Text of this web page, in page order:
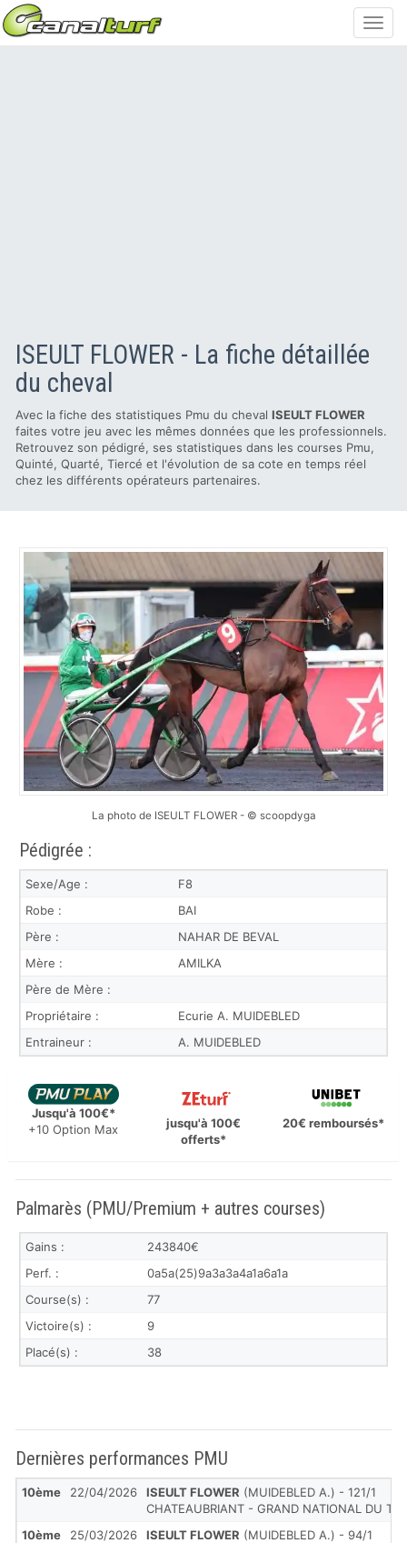
ISEULT FLOWER - La fiche détaillée
du cheval
Avec la fiche des statistiques Pmu du cheval ISEULT FLOWER
faites votre jeu avec les mêmes données que les professionnels.
Retrouvez son pédigré, ses statistiques dans les courses Pmu,
Quinté, Quarté, Tiercé et l'évolution de sa cote en temps réel
chez les différents opérateurs partenaires.
La photo de ISEULT FLOWER - © scoopdyga
Pédigrée :
Sexe/Age :
F8
Robe :
BAI
Père :
NAHAR DE BEVAL
Mère :
AMILKA
Père de Mère :
Propriétaire :
Ecurie A. MUIDEBLED
Entraineur :
A. MUIDEBLED
Jusqu'à 100€*
+10 Option Max
jusqu'à 100€
offerts*
20€ remboursés*
Palmarès (PMU/Premium + autres courses)
Gains :
243840€
Perf. :
0a5a(25)9a3a3a4a1a6a1a
Course(s) :
77
Victoire(s) :
9
Placé(s) :
38
Dernières performances PMU
10ème 22/04/2026 ISEULT FLOWER (MUIDEBLED A.) - 121/1
CHATEAUBRIANT - GRAND NATIONAL DU
10ème
25/03/2026 ISEULT FLOWER (MUIDEBLED A.) - 94/1